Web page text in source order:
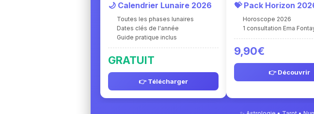
🌙 Calendrier Lunaire 2026
Toutes les phases lunaires
Dates clés de l'année
Guide pratique inclus
GRATUIT
👉 Télécharger
💝 Pack Horizon
Horoscope 2026
1 consultation Ema
9,90€
👉 Découvrir